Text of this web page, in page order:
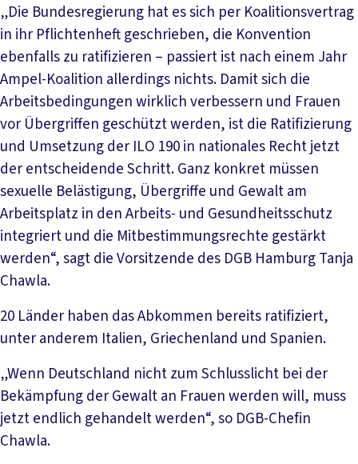
„Die Bundesregierung hat es sich per Koalitionsvertrag
in ihr Pflichtenheft geschrieben, die Konvention
ebenfalls zu ratifizieren – passiert ist nach einem Jahr
Ampel-Koalition allerdings nichts. Damit sich die
Arbeitsbedingungen wirklich verbessern und Frauen
vor Übergriffen geschützt werden, ist die Ratifizierung
und Umsetzung der ILO 190 in nationales Recht jetzt
der entscheidende Schritt. Ganz konkret müssen
sexuelle Belästigung, Übergriffe und Gewalt am
Arbeitsplatz in den Arbeits- und Gesundheitsschutz
integriert und die Mitbestimmungsrechte gestärkt
werden“, sagt die Vorsitzende des DGB Hamburg Tanja
Chawla.
20 Länder haben das Abkommen bereits ratifiziert,
unter anderem Italien, Griechenland und Spanien.
„Wenn Deutschland nicht zum Schlusslicht bei der
Bekämpfung der Gewalt an Frauen werden will, muss
jetzt endlich gehandelt werden“, so DGB-Chefin
Chawla.